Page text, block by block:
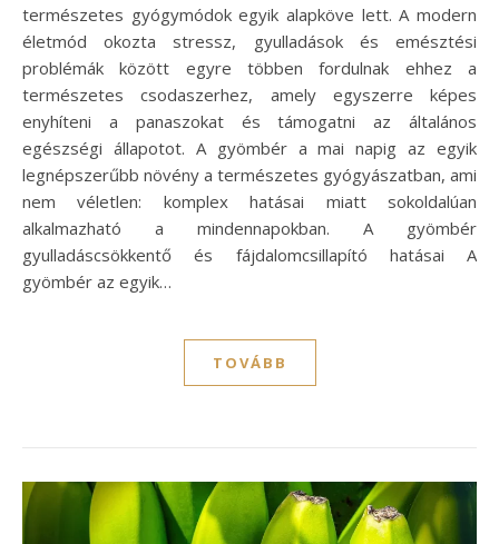
természetes gyógymódok egyik alapköve lett. A modern
életmód okozta stressz, gyulladások és emésztési
problémák között egyre többen fordulnak ehhez a
természetes csodaszerhez, amely egyszerre képes
enyhíteni a panaszokat és támogatni az általános
egészségi állapotot. A gyömbér a mai napig az egyik
legnépszerűbb növény a természetes gyógyászatban, ami
nem véletlen: komplex hatásai miatt sokoldalúan
alkalmazható a mindennapokban. A gyömbér
gyulladáscsökkentő és fájdalomcsillapító hatásai A
gyömbér az egyik…
TOVÁBB